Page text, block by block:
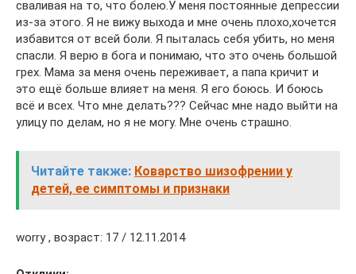
сваливая на то, что болею.У меня постоянные депрессии
из-за этого. Я не вижу выхода и мне очень плохо,хочется
избавится от всей боли. Я пыталась себя убить, но меня
спасли. Я верю в бога и понимаю, что это очень большой
грех. Мама за меня очень переживает, а папа кричит и
это ещё больше влияет на меня. Я его боюсь. И боюсь
всё и всех. Что мне делать??? Сейчас мне надо выйти на
улицу по делам, но я не могу. Мне очень страшно.
Читайте также: Коварство шизофрении у
детей, ее симптомы и признаки
worry , возраст: 17 / 12.11.2014